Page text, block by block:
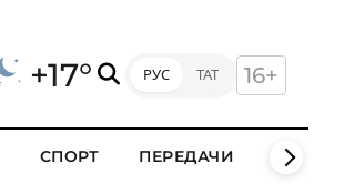
+17° РУС ТАТ 16+
СПОРТ ПЕРЕДАЧИ КЛИПЫ